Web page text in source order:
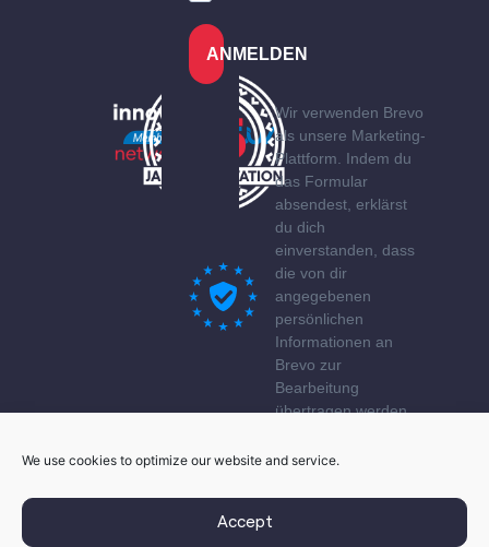
We use cookies to optimize our website and service.
Accept
ANMELDEN
Wir verwenden Brevo
als unsere Marketing-
Plattform. Indem du
das Formular
absendest, erklärst
du dich
einverstanden, dass
die von dir
angegebenen
persönlichen
Informationen an
Brevo zur
Bearbeitung
übertragen werden
Datenschutzerklärung